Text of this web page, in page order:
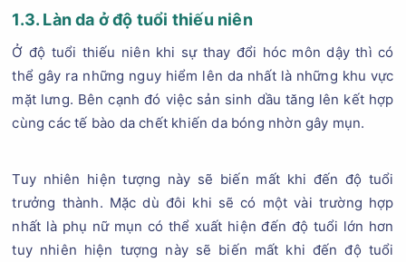
1.3. Làn da ở độ tuổi thiếu niên
Ở độ tuổi thiếu niên khi sự thay đổi hóc môn dậy thì có
thể gây ra những nguy hiểm lên da nhất là những khu vực
mặt lưng. Bên cạnh đó việc sản sinh dầu tăng lên kết hợp
cùng các tế bào da chết khiến da bóng nhờn gây mụn.
Tuy nhiên hiện tượng này sẽ biến mất khi đến độ tuổi
trưởng thành. Mặc dù đôi khi sẽ có một vài trường hợp
nhất là phụ nữ mụn có thể xuất hiện đến độ tuổi lớn hơn
tuy nhiên hiện tượng này sẽ biến mất khi đến độ tuổi